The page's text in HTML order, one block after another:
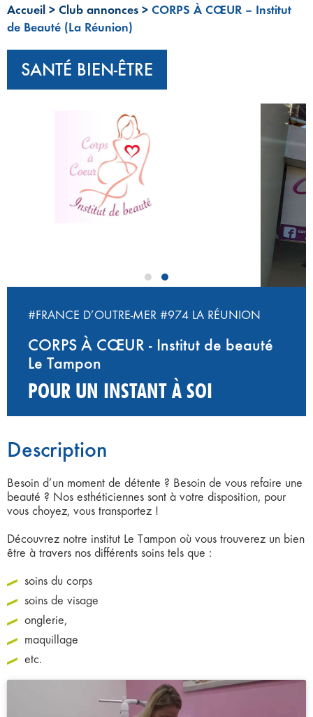
Accueil > Club annonces > CORPS À CŒUR – Institut
de Beauté (La Réunion)
SANTÉ BIEN-ÊTRE
#FRANCE D’OUTRE-MER #974 LA RÉUNION
CORPS À CŒUR - Institut de beauté
Le Tampon
POUR UN INSTANT À SOI
Description
Besoin d’un moment de détente ? Besoin de vous refaire une
beauté ? Nos esthéticiennes sont à votre disposition, pour
vous choyez, vous transportez !
Découvrez notre institut Le Tampon où vous trouverez un bien
être à travers nos différents soins tels que :
soins du corps
soins de visage
onglerie,
maquillage
etc.